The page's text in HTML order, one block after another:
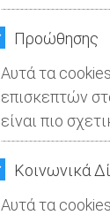
Προώθησης
Αυτά τα
επισκεπτών
είναι πιο
Kοινωνικά
Αυτά τα